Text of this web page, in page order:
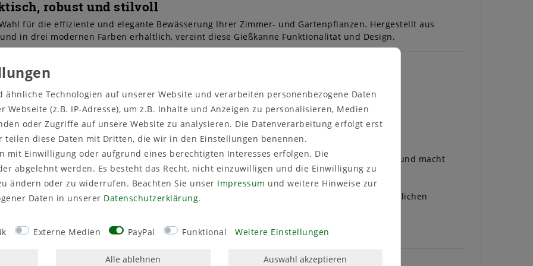
robust und stilvoll
für die effiziente und elegante Bewässerung Ihrer Zimmer- und Gartenpflanzen. Hergestellt aus
in drei modernen Farben erhältlich, vereint diese Gießkanne Funktionalität und Design.
passt:
oder präzises Gießen.
und den täglichen Gebrauch.
oder ausgedehnte Bewässerungsarbeiten.
Anthrazit,LemongrünundWeißerhältlich. Sie fügt sich harmonisch in jedes Zuhause ein und macht
Kunststoff (PE), ist die Gießkanne leicht und dennoch robust. Sie wurde speziell für den täglichen
Lebensdauer ausgelegt.
und nachhaltige Fertigung.
ähnliche Technologien auf unserer Website und verarbeiten personenbezogene Daten
Webseite (z.B. IP-Adresse), um z.B. Inhalte und Anzeigen zu personalisieren, Medien
oder Zugriffe auf unsere Website zu analysieren. Die Datenverarbeitung erfolgt erst
teilen diese Daten mit Dritten, die wir in den Einstellungen benennen.
mit Einwilligung oder aufgrund eines berechtigten Interesses erfolgen. Die
abgelehnt werden. Es besteht das Recht, nicht einzuwilligen und die Einwilligung zu
ändern oder zu widerrufen. Beachten Sie unser Impressum und weitere Hinweise zur
Daten in unserer Daten­schutz­erklärung.
Externe Medien PayPal Funktional Weitere Einstellungen
Alle ablehnen Auswahl akzeptieren